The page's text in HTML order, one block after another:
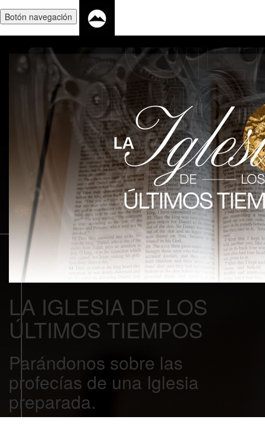
Botón navegación
LA IGLESIA DE LOS
ÚLTIMOS TIEMPOS
Parándonos sobre las
profecías de una Iglesia
preparada.